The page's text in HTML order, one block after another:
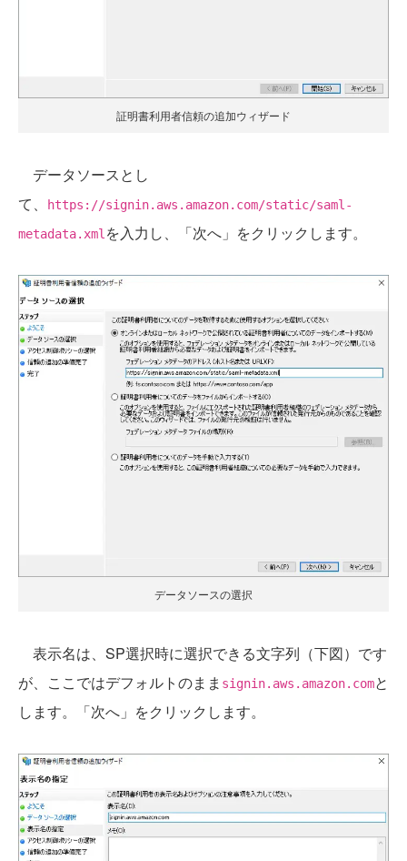
証明書利用者信頼の追加ウィザード
データソースとし
て、
https://signin.aws.amazon.com/static/saml-
metadata.xml を入力し、「次へ」をクリックします。
データソースの選択
表示名は、SP選択時に選択できる文字列（下図）です
が、ここではデフォルトのまま signin.aws.amazon.comと
します。「次へ」をクリックします。